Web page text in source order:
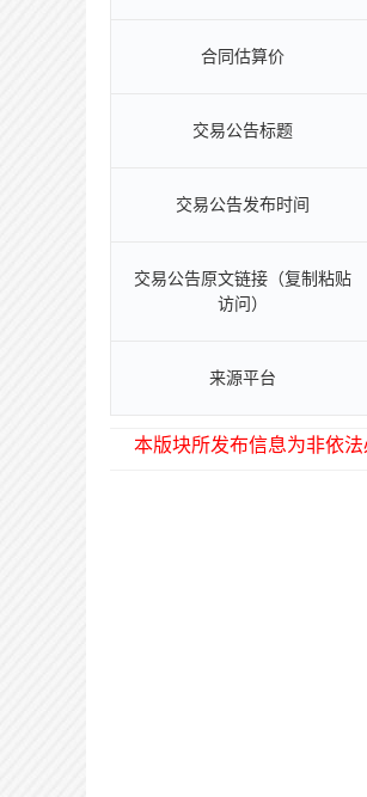
合同估算价
交易公告标题
交易公告发布时间
交易公告原文链接（复制粘贴
访问）
来源平台
本版块所发布信息为非依